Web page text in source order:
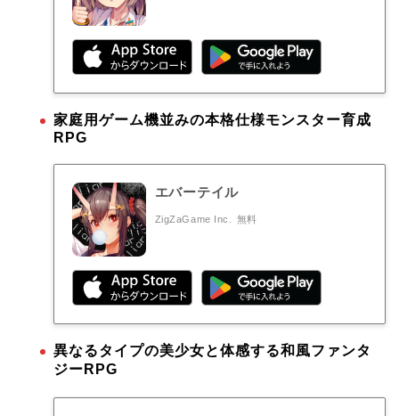
家庭用ゲーム機並みの本格仕様モンスター育成
RPG
エバーテイル
ZigZaGame Inc. 無料
異なるタイプの美少女と体感する和風ファンタ
ジーRPG